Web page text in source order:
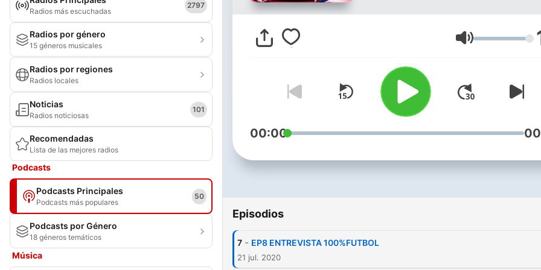
Radios más escuchadas
2797
Radios por género
15 géneros musicales
Radios por regiones
Radios locales
Noticias
Radios noticiosas
101
Recomendadas
Lista de las mejores radios
Podcasts
Podcasts Principales
Podcasts más populares
50
Podcasts por Género
18 géneros temáticos
Música
Volumen
00:00
Episodios
7 - EP8 ENTREVISTA 100%FUTBOL
21 jul. 2020